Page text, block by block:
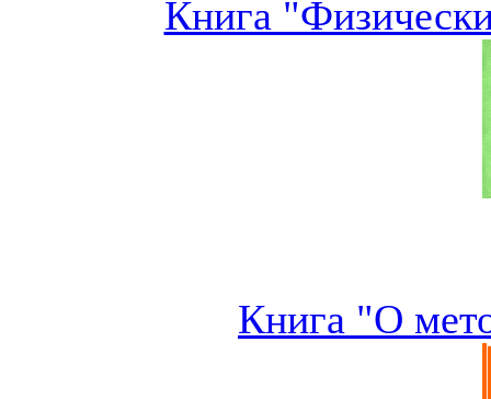
Книга
Книга "О